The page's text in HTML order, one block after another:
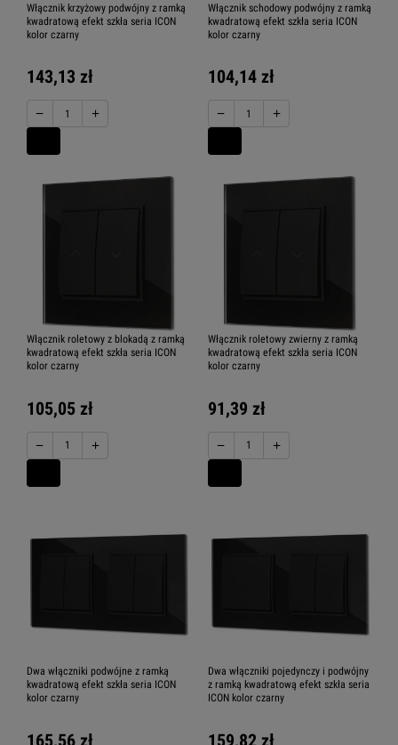
Włącznik krzyżowy podwójny z ramką
kwadratową efekt szkła seria ICON
kolor czarny
143,13 zł
− +
Włącznik schodowy podwójny z ramką
kwadratową efekt szkła seria ICON
kolor czarny
104,14 zł
− +
Włącznik roletowy z blokadą z ramką
kwadratową efekt szkła seria ICON
kolor czarny
105,05 zł
− +
Włącznik roletowy zwierny z ramką
kwadratową efekt szkła seria ICON
kolor czarny
91,39 zł
− +
Dwa włączniki podwójne z ramką
kwadratową efekt szkła seria ICON
kolor czarny
165,56 zł
Dwa włączniki pojedynczy i podwójny
z ramką kwadratową efekt szkła seria
ICON kolor czarny
159,82 zł